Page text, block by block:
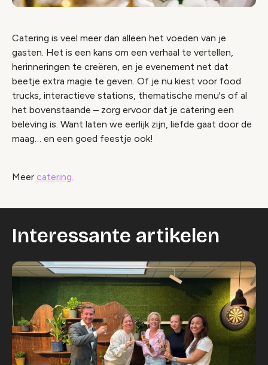
Catering is veel meer dan alleen het voeden van je
gasten. Het is een kans om een verhaal te vertellen,
herinneringen te creëren, en je evenement net dat
beetje extra magie te geven. Of je nu kiest voor food
trucks, interactieve stations, thematische menu's of al
het bovenstaande – zorg ervoor dat je catering een
beleving is. Want laten we eerlijk zijn, liefde gaat door de
maag… en een goed feestje ook!
Meer catering.
Interessante artikelen